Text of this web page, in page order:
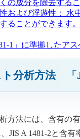
の成分を除去する
および浮遊性： 水
ることができます。
1」に準拠したア
分析方法 「
方法には、含有の
、JIS A 1481-2と含